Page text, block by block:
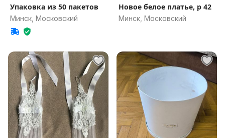
Упаковка из 50 пакетов
Минск, Московский
Новое белое платье, р 42
Минск, Московский